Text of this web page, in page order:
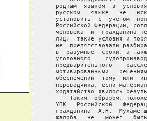
родным  языком  в
русском   языке   не
установить  с  учетом
Российской Федерации,
человека  и  гражданина
лиц,  такие условия и
не  препятствовали
в  разумные  сроки, а
уголовного
предварительного
мотивированными
обеспечении  тому  или
переводчика, если
ходатайство явилось
Таким  образом,
УПК   Российской
гражданина  А.Н.
жалоба   не   может